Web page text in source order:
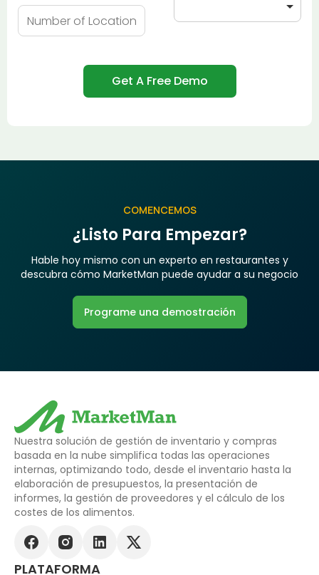
COMENCEMOS
¿Listo Para Empezar?
Hable hoy mismo con un experto en restaurantes y
descubra cómo MarketMan puede ayudar a su negocio
Programe una demostración
Nuestra solución de gestión de inventario y compras
basada en la nube simplifica todas las operaciones
internas, optimizando todo, desde el inventario hasta la
elaboración de presupuestos, la presentación de
informes, la gestión de proveedores y el cálculo de los
costes de los alimentos.
PLATAFORMA